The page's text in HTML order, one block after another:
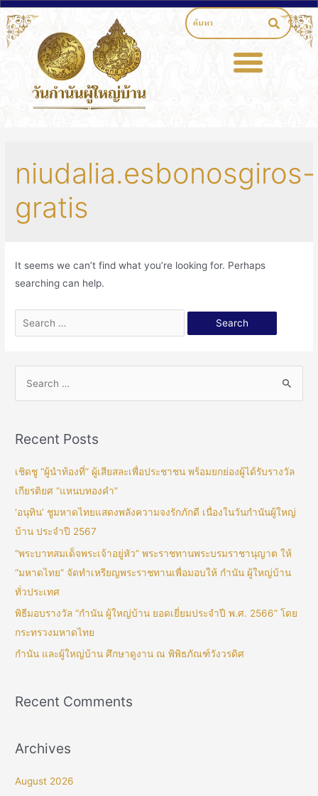
niudalia.esbonosgiros-
gratis
It seems we can’t find what you’re looking for. Perhaps
searching can help.
Recent Posts
เชิดชู “ผู้นำท้องที่” ผู้เสียสละเพื่อประชาชน พร้อมยกย่องผู้ได้รับรางวัล
เกียรติยศ “แหนบทองคำ”
‘อนุทิน’ ชูมหาดไทยแสดงพลังความจงรักภักดี เนื่องในวันกำนันผู้ใหญ่
บ้าน ประจำปี 2567
“พระบาทสมเด็จพระเจ้าอยู่หัว” พระราชทานพระบรมราชานุญาต ให้
“มหาดไทย” จัดทำเหรียญพระราชทานเพื่อมอบให้ กำนัน ผู้ใหญ่บ้าน
ทั่วประเทศ
พิธีมอบรางวัล “กำนัน ผู้ใหญ่บ้าน ยอดเยี่ยมประจำปี พ.ศ. 2566” โดย
กระทรวงมหาดไทย
กำนัน และผู้ใหญ่บ้าน ศึกษาดูงาน ณ พิพิธภัณฑ์วังวรดิศ
Recent Comments
Archives
August 2026